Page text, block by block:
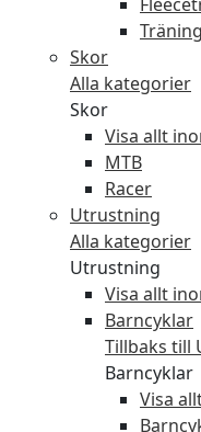
Skor
Alla kategorier
Skor
Visa allt
MTB
Racer
Utrustning
Alla kategorier
Utrustning
Visa allt
Barncyklar
Tillbaks till
Barncyklar
Visa